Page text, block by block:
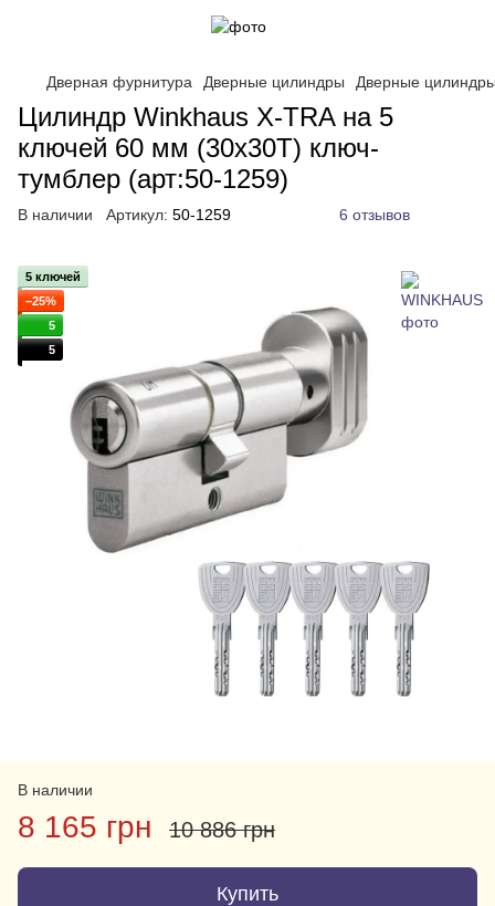
Дверная фурнитура Дверные цилиндры Дверные
Цилиндр Winkhaus X-TRA на 5
ключей 60 мм (30x30T) ключ-
тумблер (арт:50-1259)
В наличии Артикул: 50-1259 6 отзывов
5 ключей
−25%
5
5
В наличии
8 165 грн 10 886 грн
Купить